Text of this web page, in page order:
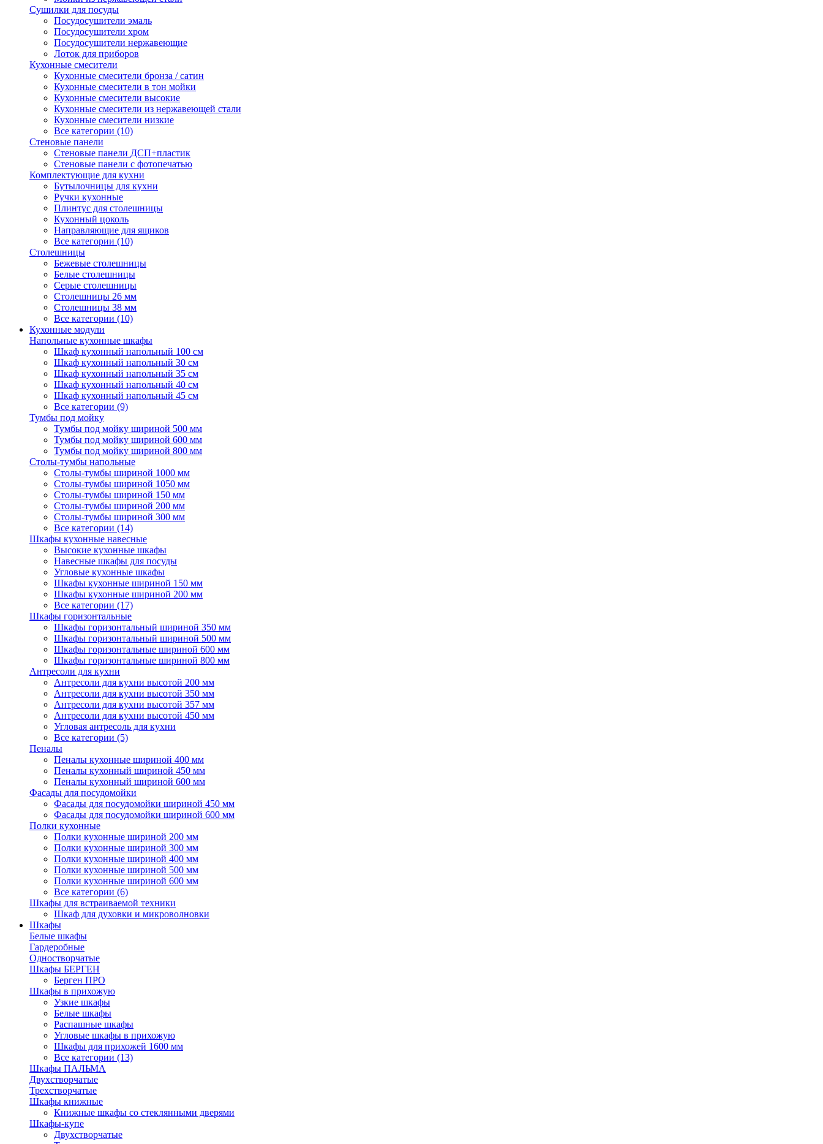
Сушилки для посуды
Посудосушители эмаль
Посудосушители хром
Посудосушители нержавеющие
Лоток для приборов
Кухонные смесители
Кухонные смесители бронза / сатин
Кухонные смесители в тон мойки
Кухонные смесители высокие
Кухонные смесители из нержавеющей стали
Кухонные смесители низкие
Все категории (10)
Стеновые панели
Стеновые панели ДСП+пластик
Стеновые панели с фотопечатью
Комплектующие для кухни
Бутылочницы для кухни
Ручки кухонные
Плинтус для столешницы
Кухонный цоколь
Направляющие для ящиков
Все категории (10)
Столешницы
Бежевые столешницы
Белые столешницы
Серые столешницы
Столешницы 26 мм
Столешницы 38 мм
Все категории (10)
Кухонные модули
Напольные кухонные шкафы
Шкаф кухонный напольный 100 см
Шкаф кухонный напольный 30 см
Шкаф кухонный напольный 35 см
Шкаф кухонный напольный 40 см
Шкаф кухонный напольный 45 см
Все категории (9)
Тумбы под мойку
Тумбы под мойку шириной 500 мм
Тумбы под мойку шириной 600 мм
Тумбы под мойку шириной 800 мм
Столы-тумбы напольные
Столы-тумбы шириной 1000 мм
Столы-тумбы шириной 1050 мм
Столы-тумбы шириной 150 мм
Столы-тумбы шириной 200 мм
Столы-тумбы шириной 300 мм
Все категории (14)
Шкафы кухонные навесные
Высокие кухонные шкафы
Навесные шкафы для посуды
Угловые кухонные шкафы
Шкафы кухонные шириной 150 мм
Шкафы кухонные шириной 200 мм
Все категории (17)
Шкафы горизонтальные
Шкафы горизонтальный шириной 350 мм
Шкафы горизонтальный шириной 500 мм
Шкафы горизонтальные шириной 600 мм
Шкафы горизонтальные шириной 800 мм
Антресоли для кухни
Антресоли для кухни высотой 200 мм
Антресоли для кухни высотой 350 мм
Антресоли для кухни высотой 357 мм
Антресоли для кухни высотой 450 мм
Угловая антресоль для кухни
Все категории (5)
Пеналы
Пеналы кухонные шириной 400 мм
Пеналы кухонный шириной 450 мм
Пеналы кухонный шириной 600 мм
Фасады для посудомойки
Фасады для посудомойки шириной 450 мм
Фасады для посудомойки шириной 600 мм
Полки кухонные
Полки кухонные шириной 200 мм
Полки кухонные шириной 300 мм
Полки кухонные шириной 400 мм
Полки кухонные шириной 500 мм
Полки кухонные шириной 600 мм
Все категории (6)
Шкафы для встраиваемой техники
Шкаф для духовки и микроволновки
Шкафы
Белые шкафы
Гардеробные
Одностворчатые
Шкафы БЕРГЕН
Берген ПРО
Шкафы в прихожую
Узкие шкафы
Белые шкафы
Распашные шкафы
Угловые шкафы в прихожую
Шкафы для прихожей 1600 мм
Все категории (13)
Шкафы ПАЛЬМА
Двухстворчатые
Трехстворчатые
Шкафы книжные
Книжные шкафы со стеклянными дверями
Шкафы-купе
Двухстворчатые